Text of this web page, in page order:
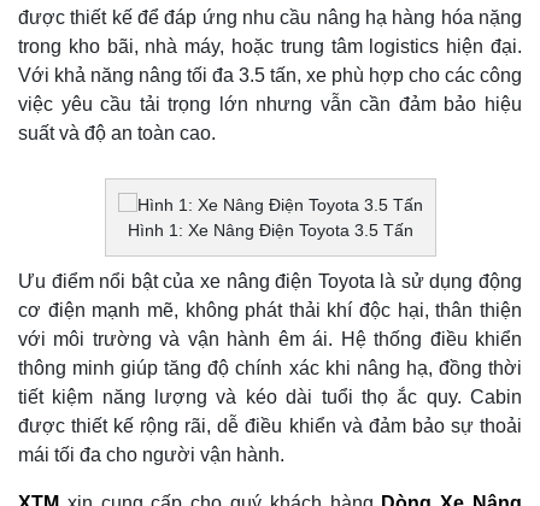
được thiết kế để đáp ứng nhu cầu nâng hạ hàng hóa nặng
trong kho bãi, nhà máy, hoặc trung tâm logistics hiện đại.
Với khả năng nâng tối đa 3.5 tấn, xe phù hợp cho các công
việc yêu cầu tải trọng lớn nhưng vẫn cần đảm bảo hiệu
suất và độ an toàn cao.
Hình 1: Xe Nâng Điện Toyota 3.5 Tấn
Ưu điểm nổi bật của xe nâng điện Toyota là sử dụng động
cơ điện mạnh mẽ, không phát thải khí độc hại, thân thiện
với môi trường và vận hành êm ái. Hệ thống điều khiển
thông minh giúp tăng độ chính xác khi nâng hạ, đồng thời
tiết kiệm năng lượng và kéo dài tuổi thọ ắc quy. Cabin
được thiết kế rộng rãi, dễ điều khiển và đảm bảo sự thoải
mái tối đa cho người vận hành.